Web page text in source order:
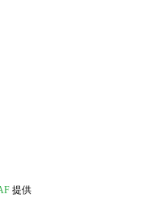
提供